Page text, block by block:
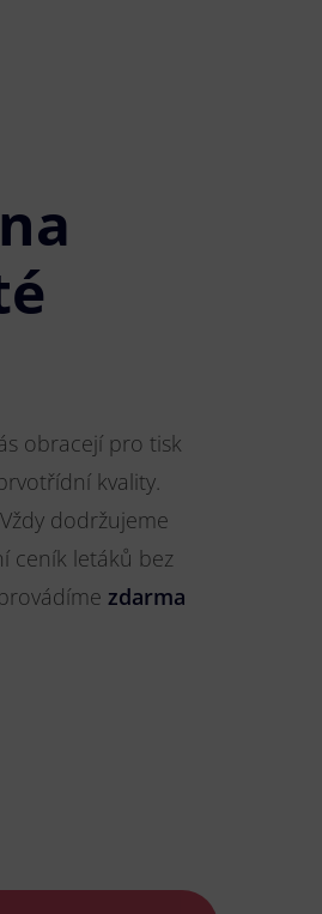
obracejí pro tisk
kvality.
dodržujeme
ceník letáků bez
zdarma